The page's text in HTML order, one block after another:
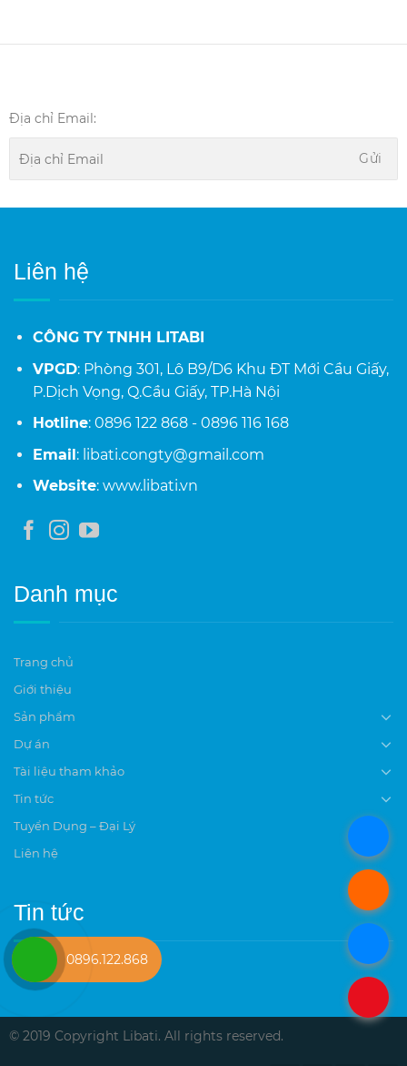
Địa chỉ Email:
Liên hệ
CÔNG TY TNHH LITABI
VPGD: Phòng 301, Lô B9/D6 Khu ĐT Mới Cầu Giấy,
P.Dịch Vọng, Q.Cầu Giấy, TP.Hà Nội
Hotline: 0896 122 868 - 0896 116 168
Email: libati.congty@gmail.com
Website: www.libati.vn
Danh mục
Trang chủ
Giới thiệu
Sản phẩm
Dự án
Tài liệu tham khảo
Tin tức
Tuyển Dụng – Đại Lý
Liên hệ
Tin tức
© 2019 Copyright Libati. All rights reserved.
0896.122.868